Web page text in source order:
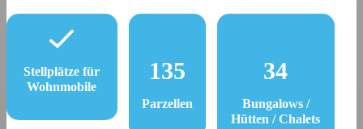
Stellplätze für
Wohnmobile
135
Parzellen
34
Bungalows /
Hütten / Chalets